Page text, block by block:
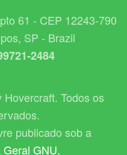
61 - CEP 12243-790
SP - Brazil
2484
Todos os
publicado sob a
GNU.